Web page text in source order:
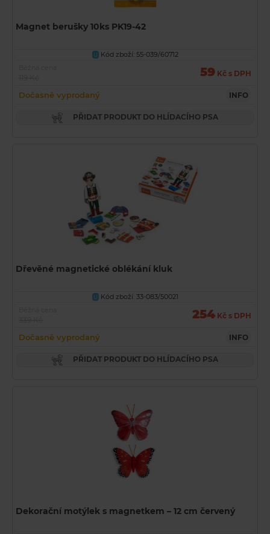
Magnet berušky 10ks PK19-42
U Kód zboží: 55-039/60712
59 Kč s DPH
Dočasně vyprodaný INFO
PŘIDAT PRODUKT DO HLÍDACÍHO PSA
Dřevěné magnetické oblékání kluk
U Kód zboží: 33-083/50021
254 Kč s DPH
Dočasně vyprodaný INFO
PŘIDAT PRODUKT DO HLÍDACÍHO PSA
Dekorační motýlek s magnetkem – 12 cm červený